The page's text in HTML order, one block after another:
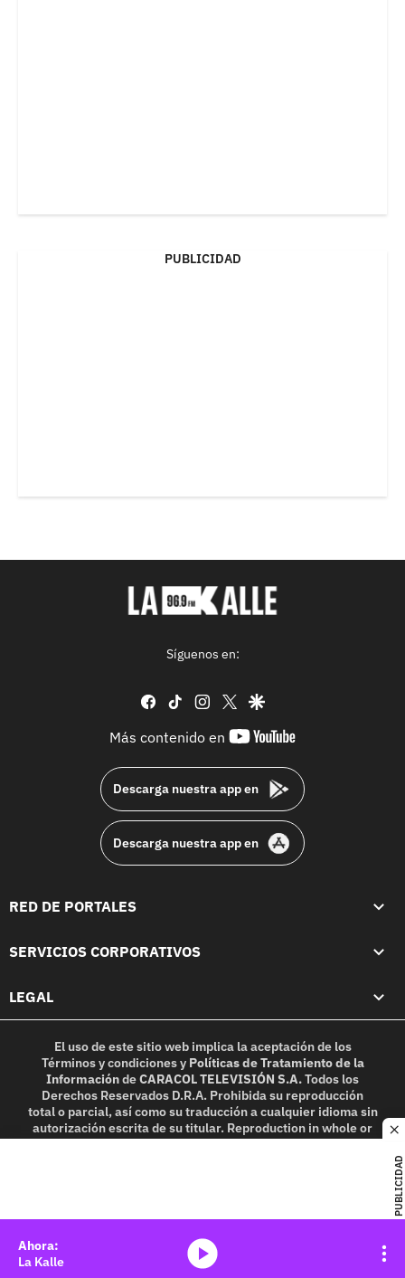
PUBLICIDAD
PUBLICIDAD
Síguenos en:
facebook
tiktok instagram
twittergoogle
Más contenido en
youtube-
Descarga nuestra app en
Descarga nuestra app en
RED DE PORTALES
SERVICIOS CORPORATIVOS
LEGAL
El uso de este sitio web implica la aceptación de los
Términos y condicionesy Políticas de Tratamiento de la
InformacióndeCARACOL TELEVISIÓN S.A.Todos los
Derechos Reservados D.R.A. Prohibida su reproducción
total o parcial, así como su traducción a cualquier idioma sin
autorización escrita de su titular. Reproduction in whole or
La Kalle